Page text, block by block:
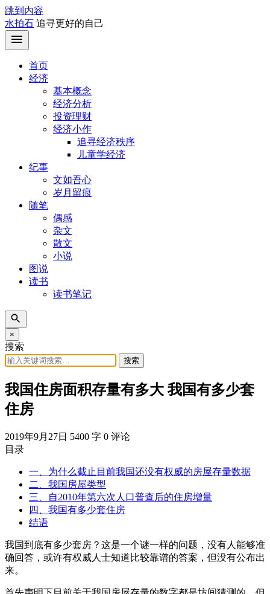
跳到内容
水拍石 追寻更好的自己
首页
经济
基本概念
经济分析
投资理财
经济小作
追寻经济秩序
儿童学经济
纪事
文如吾心
岁月留痕
随笔
偶感
杂文
散文
小说
图说
读书
读书笔记
×
搜索
搜索
我国住房面积存量有多大 我国有多少套
住房
2019年9月27日 5400 字 0 评论
目录
一、为什么截止目前我国还没有权威的房屋存量数据
二、我国房屋类型
三、自2010年第六次人口普查后的住房增量
四、我国有多少套住房
结语
我国到底有多少套房？这是一个谜一样的问题，没有人能够准
确回答，或许有权威人士知道比较靠谱的答案，但没有公布出
来。